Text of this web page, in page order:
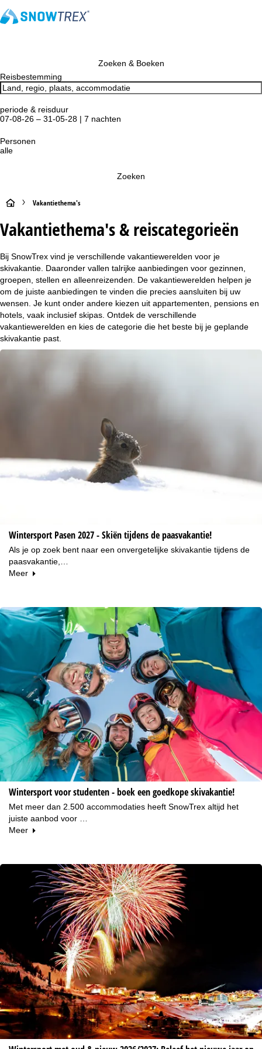
Zoeken & Boeken
Reisbestemming
periode & reisduur
07-08-26 – 31-05-28 | 7 nachten
Personen
alle
Zoeken
S
t
r
p
Vakantiethema's
Vakantiethema's & reiscategorieën
Bij SnowTrex vind je verschillende vakantiewerelden voor je
skivakantie. Daaronder vallen talrijke aanbiedingen voor gezinnen,
groepen, stellen en alleenreizenden. De vakantiewerelden helpen je
om de juiste aanbiedingen te vinden die precies aansluiten bij uw
wensen. Je kunt onder andere kiezen uit appartementen, pensions en
hotels, vaak inclusief skipas. Ontdek de verschillende
vakantiewerelden en kies de categorie die het beste bij je geplande
skivakantie past.
Wintersport Pasen 2027 - Skiën tijdens de paasvakantie!
Als je op zoek bent naar een onvergetelijke skivakantie tijdens de
paasvakantie,…
Meer
Wintersport voor studenten - boek een goedkope skivakantie!
Met meer dan 2.500 accommodaties heeft SnowTrex altijd het
juiste aanbod voor …
Meer